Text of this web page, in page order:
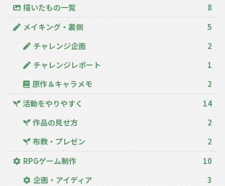
描いたもの一覧
8
メイキング・裏側
5
チャレンジ企画
2
チャレンジレポート
1
原作＆キャラメモ
2
活動をやりやすく
14
作品の見せ方
2
布教・プレゼン
2
RPGゲーム制作
10
企画・アイディア
3